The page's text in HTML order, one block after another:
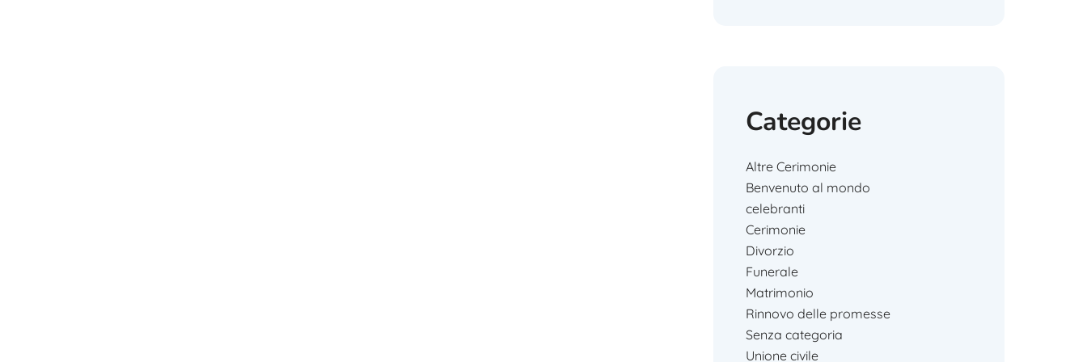
Categorie
Altre Cerimonie
Benvenuto al mondo
celebranti
Cerimonie
Divorzio
Funerale
Matrimonio
Rinnovo delle promesse
Senza categoria
Unione civile